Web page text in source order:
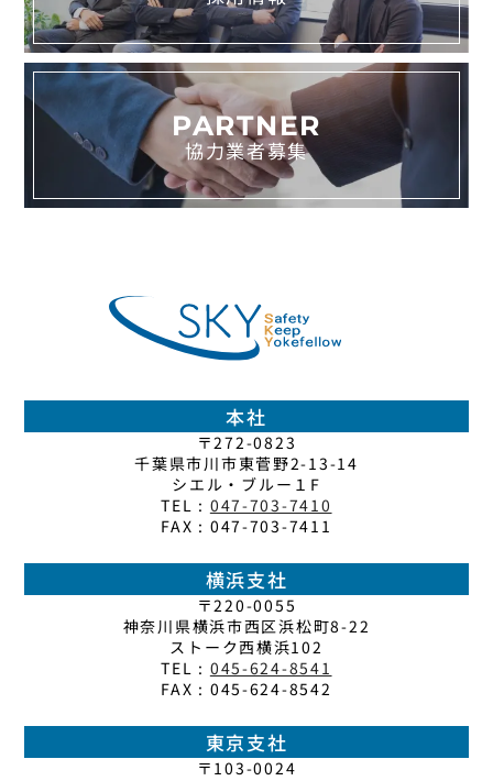
PARTNER
協力業者募集
本社
〒272-0823
千葉県市川市東菅野2-13-14
シエル・ブルー１F
TEL : 047-703-7410
FAX : 047-703-7411
横浜支社
〒220-0055
神奈川県横浜市西区浜松町8-22
ストーク西横浜102
TEL : 045-624-8541
FAX : 045-624-8542
東京支社
〒103-0024